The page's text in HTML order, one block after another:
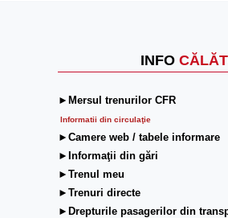
INFO
►Mersul trenurilor CFR
Informatii din circulaţie
►Camere web / tabele informare
►Informaţii din gări
►Trenul meu
►Trenuri directe
►Drepturile pasagerilor din